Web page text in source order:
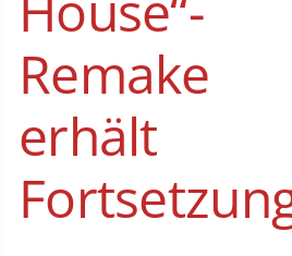
Remake
erhält